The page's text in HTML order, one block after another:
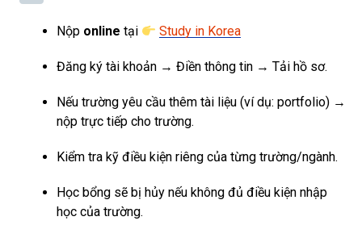
Nộp online tại Study in Korea
Đăng ký tài khoản → Điền thông tin → Tải hồ sơ.
Nếu trường yêu cầu thêm tài liệu (ví dụ: portfolio) →
nộp trực tiếp cho trường.
Kiểm tra kỹ điều kiện riêng của từng trường/ngành.
Học bổng sẽ bị hủy nếu không đủ điều kiện nhập
học của trường.